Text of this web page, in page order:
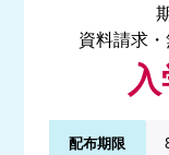
資料請求
配布期限